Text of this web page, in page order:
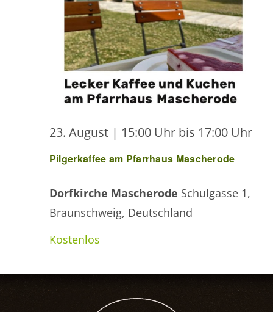
Pilgerkaffee am Pfarrhaus Mascherode
23. August | 15:00 Uhrbis 17:00 Uhr
Dorfkirche Mascherode Schulgasse 1,
Braunschweig, Deutschland
Kostenlos